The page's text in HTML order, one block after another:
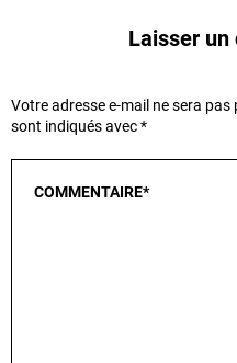
Laisser
Votre adresse e-mail ne sera pas
sont indiqués avec*